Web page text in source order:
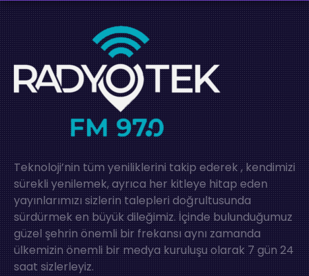
Teknoloji’nin tüm yeniliklerini takip ederek , kendimizi
sürekli yenilemek, ayrıca her kitleye hitap eden
yayınlarımızı sizlerin talepleri doğrultusunda
sürdürmek en büyük dileğimiz. İçinde bulunduğumuz
güzel şehrin önemli bir frekansı aynı zamanda
ülkemizin önemli bir medya kuruluşu olarak 7 gün 24
saat sizlerleyiz.